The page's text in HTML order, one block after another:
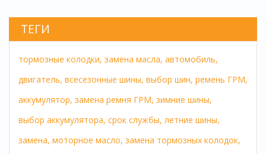
ТЕГИ
тормозные колодки, замена масла, автомобиль,
двигатель, всесезонные шины, выбор шин, ремень ГРМ,
аккумулятор, замена ремня ГРМ, зимние шины,
выбор аккумулятора, срок службы, летние шины,
замена, моторное масло, замена тормозных колодок,